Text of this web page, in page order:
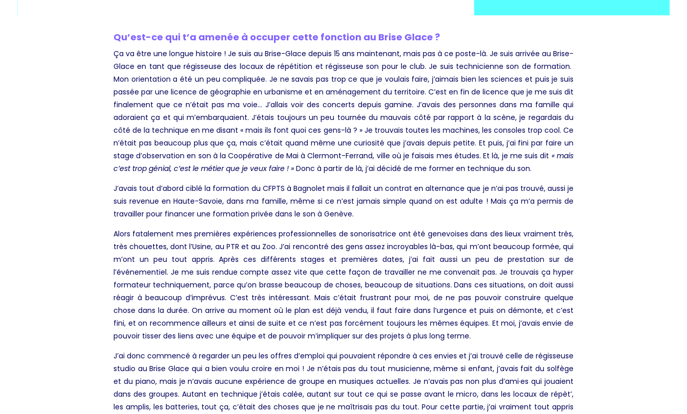
Qu’est-ce qui t’a amenée à occuper cette fonction au Brise Glace ?
Ça va être une longue histoire ! Je suis au Brise-Glace depuis 15 ans maintenant, mais pas à ce poste-là. Je suis arrivée au Brise-
Glace en tant que régisseuse des locaux de répétition et régisseuse son pour le club. Je suis technicienne son de formation.
Mon orientation a été un peu compliquée. Je ne savais pas trop ce que je voulais faire, j’aimais bien les sciences et puis je suis
passée par une licence de géographie en urbanisme et en aménagement du territoire. C’est en fin de licence que je me suis dit
finalement que ce n’était pas ma voie… J’allais voir des concerts depuis gamine. J’avais des personnes dans ma famille qui
adoraient ça et qui m’embarquaient. J’étais toujours un peu tournée du mauvais côté par rapport à la scène, je regardais du
côté de la technique en me disant « mais ils font quoi ces gens-là ? » Je trouvais toutes les machines, les consoles trop cool. Ce
n’était pas beaucoup plus que ça, mais c’était quand même une curiosité que j’avais depuis petite. Et puis, j’ai fini par faire un
stage d’observation en son à la Coopérative de Mai à Clermont-Ferrand, ville où je faisais mes études. Et là, je me suis dit « mais
c’est trop génial, c’est le métier que je veux faire ! »Donc à partir de là, j’ai décidé de me former en technique du son.
J’avais tout d’abord ciblé la formation du CFPTS à Bagnolet mais il fallait un contrat en alternance que je n’ai pas trouvé, aussi je
suis revenue en Haute-Savoie, dans ma famille, même si ce n’est jamais simple quand on est adulte ! Mais ça m’a permis de
travailler pour financer une formation privée dans le son à Genève.
Alors fatalement mes premières expériences professionnelles de sonorisatrice ont été genevoises dans des lieux vraiment très,
très chouettes, dont l’Usine, au PTR et au Zoo. J’ai rencontré des gens assez incroyables là-bas, qui m’ont beaucoup formée, qui
m’ont un peu tout appris. Après ces différents stages et premières dates, j’ai fait aussi un peu de prestation sur de
l’événementiel. Je me suis rendue compte assez vite que cette façon de travailler ne me convenait pas. Je trouvais ça hyper
formateur techniquement, parce qu’on brasse beaucoup de choses, beaucoup de situations. Dans ces situations, on doit aussi
réagir à beaucoup d’imprévus. C’est très intéressant. Mais c’était frustrant pour moi, de ne pas pouvoir construire quelque
chose dans la durée. On arrive au moment où le plan est déjà vendu, il faut faire dans l’urgence et puis on démonte, et c’est
fini, et on recommence ailleurs et ainsi de suite et ce n’est pas forcément toujours les mêmes équipes. Et moi, j’avais envie de
pouvoir tisser des liens avec une équipe et de pouvoir m’impliquer sur des projets à plus long terme.
J’ai donc commencé à regarder un peu les offres d’emploi qui pouvaient répondre à ces envies et j’ai trouvé celle de régisseuse
studio au Brise Glace qui a bien voulu croire en moi ! Je n’étais pas du tout musicienne, même si enfant, j’avais fait du solfège
et du piano, mais je n’avais aucune expérience de groupe en musiques actuelles. Je n’avais pas non plus d’ami·es qui jouaient
dans des groupes. Autant en technique j’étais calée, autant sur tout ce qui se passe avant le micro, dans les locaux de répèt’,
les amplis, les batteries, tout ça, c’était des choses que je ne maîtrisais pas du tout. Pour cette partie, j’ai vraiment tout appris